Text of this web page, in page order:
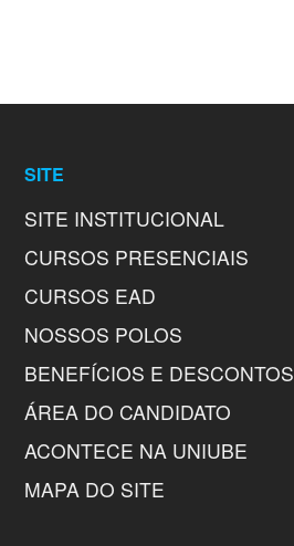
SITE
SITE INSTITUCIONAL
CURSOS PRESENCIAIS
CURSOS EAD
NOSSOS POLOS
BENEFÍCIOS E DESCONTOS
ÁREA DO CANDIDATO
ACONTECE NA UNIUBE
MAPA DO SITE